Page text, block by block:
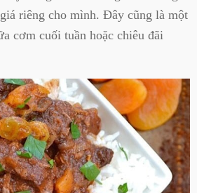
riêng cho mình. Đây cũng là một
cơm cuối tuần hoặc chiêu đãi